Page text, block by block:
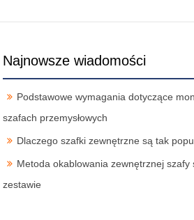
Najnowsze wiadomości
Podstawowe wymagania dotyczące
szafach przemysłowych
Dlaczego szafki zewnętrzne są tak
Metoda okablowania zewnętrznej szafy
zestawie